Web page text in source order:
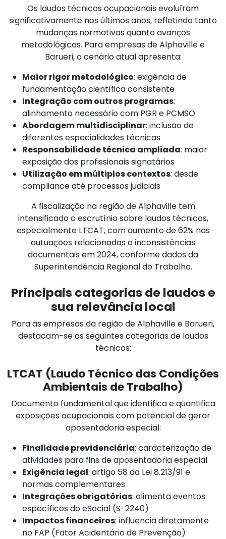
Os laudos técnicos ocupacionais evoluíram
significativamente nos últimos anos, refletindo tanto
mudanças normativas quanto avanços
metodológicos. Para empresas de Alphaville e
Barueri, o cenário atual apresenta:
Maior rigor metodológico: exigência de
fundamentação científica consistente
Integração com outros programas:
alinhamento necessário com PGR e PCMSO
Abordagem multidisciplinar: inclusão de
diferentes especialidades técnicas
Responsabilidade técnica ampliada: maior
exposição dos profissionais signatários
Utilização em múltiplos contextos: desde
compliance até processos judiciais
A fiscalização na região de Alphaville tem
intensificado o escrutínio sobre laudos técnicos,
especialmente LTCAT, com aumento de 62% nas
autuações relacionadas a inconsistências
documentais em 2024, conforme dados da
Superintendência Regional do Trabalho.
Principais categorias de laudos e
sua relevância local
Para as empresas da região de Alphaville e Barueri,
destacam-se as seguintes categorias de laudos
técnicos:
LTCAT (Laudo Técnico das Condições
Ambientais de Trabalho)
Documento fundamental que identifica e quantifica
exposições ocupacionais com potencial de gerar
aposentadoria especial:
Finalidade previdenciária: caracterização de
atividades para fins de aposentadoria especial
Exigência legal: artigo 58 da Lei 8.213/91 e
normas complementares
Integrações obrigatórias: alimenta eventos
específicos do eSocial (S-2240)
Impactos financeiros: influencia diretamente
no FAP (Fator Acidentário de Prevenção)